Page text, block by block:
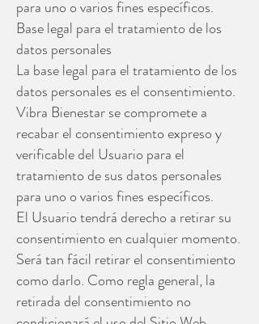
para uno o varios fines específicos.
Base legal para el tratamiento de los
datos personales
La base legal para el tratamiento de los
datos personales es el consentimiento.
Vibra Bienestar se compromete a
recabar el consentimiento expreso y
verificable del Usuario para el
tratamiento de sus datos personales
para uno o varios fines específicos.
El Usuario tendrá derecho a retirar su
consentimiento en cualquier momento.
Será tan fácil retirar el consentimiento
como darlo. Como regla general, la
retirada del consentimiento no